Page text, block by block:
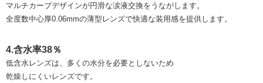
マルチカーブデザインが円滑な涙液交換をうながします。
全度数中心厚0.06mmの薄型レンズで快適な装用感を提供します。
4.含水率38％
低含水レンズは、多くの水分を必要としないため
乾燥しにくいレンズです。